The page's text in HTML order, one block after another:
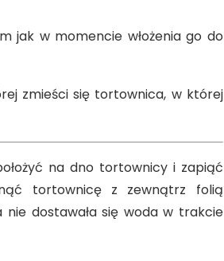
jak w momencie włożenia go do
zmieści się tortownica, w której
na dno tortownicy i zapiąć
tortownicę z zewnątrz folią
dostawała się woda w trakcie